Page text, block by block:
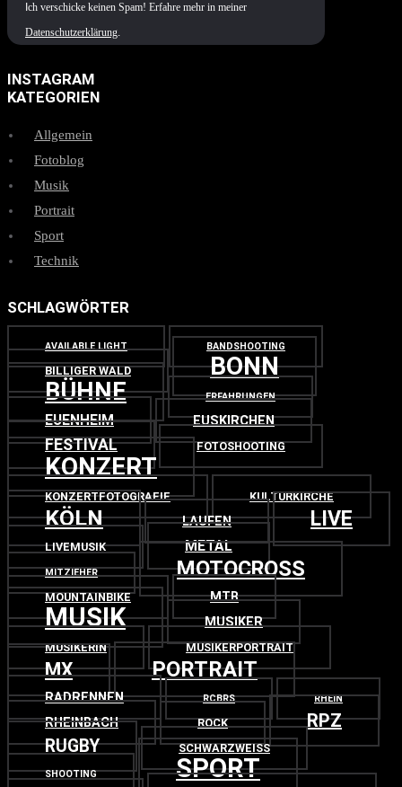
ch verschicke keinen Spam! Erfahre mehr in meiner
Datenschutzerklärung.
INSTAGRAM
KATEGORIEN
Allgemein
Fotoblog
Musik
Portrait
Sport
Technik
SCHLAGWÖRTER
AVAILABLE LIGHT BANDSHOOTING
BILLIGER WALD BONN
BÜHNE ERFAHRUNGEN
EUENHEIM EUSKIRCHEN
FESTIVAL FOTOSHOOTING
KONZERT
KONZERTFOTOGRAFIE KULTURKIRCHE
KÖLN LAUFEN LIVE
LIVEMUSIK METAL
MITZIEHER MOTOCROSS
MOUNTAINBIKE MTB
MUSIK MUSIKER
MUSIKERIN MUSIKERPORTRAIT
MX PORTRAIT
RADRENNEN RCBRS RHEIN
RHEINBACH ROCK RPZ
RUGBY SCHWARZWEISS
SHOOTING SPORT